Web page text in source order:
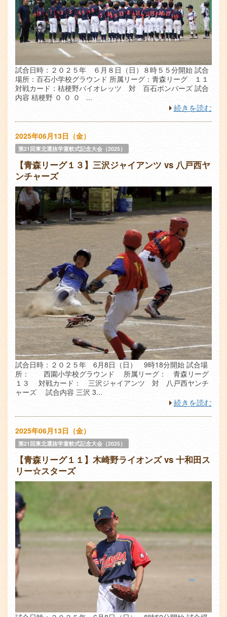
試合日時：２０２５年 ６月８日（日）８時５５分開始 試合
場所：百石小学校グラウンド 所属リーグ：青森リーグ １１
対戦カード：桔梗野バイオレッツ 対 百石ボンバーズ 試合
内容 桔梗野 ０ ０ ０ ...
続きを読む
2025年06月13日（金）
第21回東北選抜学童軟式記念大会（2025）
【青森リーグ１３】三沢ジャイアンツ vs 八戸西ヤ
ンチャーズ
試合日時：２０２５年 6月8日（日） 9時18分開始 試合場
所： 西園小学校グラウンド 所属リーグ： 青森リーグ
１３ 対戦カード： 三沢ジャイアンツ 対 八戸西ヤンチ
ャーズ 試合内容 三沢 3...
続きを読む
2025年06月13日（金）
第21回東北選抜学童軟式記念大会（2025）
【青森リーグ１１】木崎野ライオンズ vs 十和田ス
リー☆スターズ